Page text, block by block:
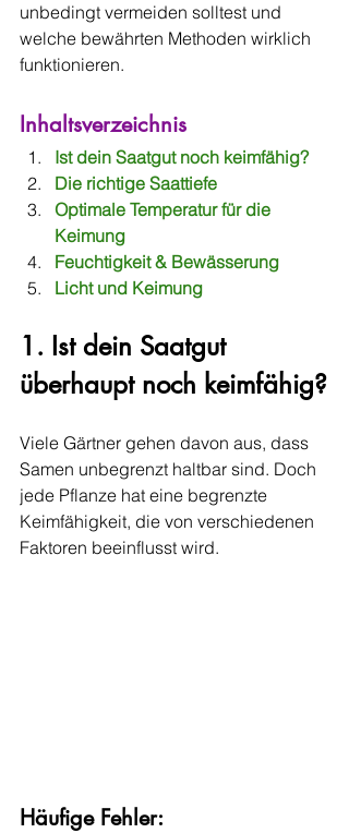
unbedingt vermeiden solltest und
welche bewährten Methoden wirklich
funktionieren.
Inhaltsverzeichnis
Ist dein Saatgut noch keimfähig?
Die richtige Saattiefe
Optimale Temperatur für die
Keimung
Feuchtigkeit & Bewässerung
Licht und Keimung
1. Ist dein Saatgut
überhaupt noch keimfähig?
Viele Gärtner gehen davon aus, dass
Samen unbegrenzt haltbar sind. Doch
jede Pflanze hat eine begrenzte
Keimfähigkeit, die von verschiedenen
Faktoren beeinflusst wird.
Häufige Fehler: